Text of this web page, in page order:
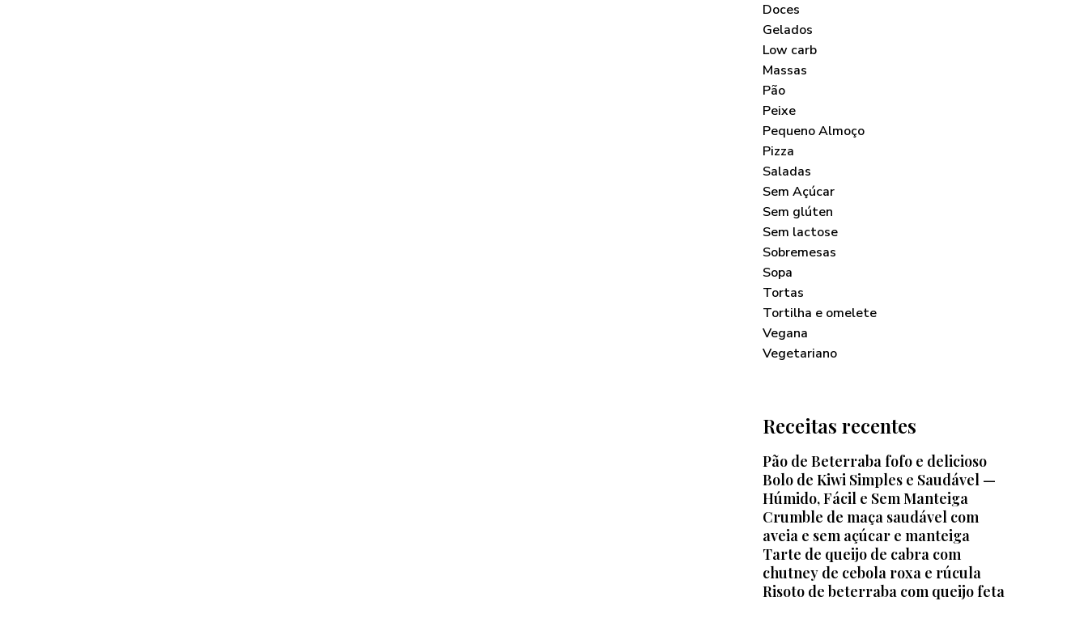
Doces
Gelados
Low carb
Massas
Pão
Peixe
Pequeno Almoço
Pizza
Saladas
Sem Açúcar
Sem glúten
Sem lactose
Sobremesas
Sopa
Tortas
Tortilha e omelete
Vegana
Vegetariano
Receitas recentes
Pão de Beterraba fofo e delicioso
Bolo de Kiwi Simples e Saudável —
Húmido, Fácil e Sem Manteiga
Crumble de maça saudável com
aveia e sem açúcar e manteiga
Tarte de queijo de cabra com
chutney de cebola roxa e rúcula
Risoto de beterraba com queijo feta